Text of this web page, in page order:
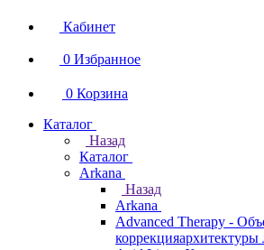
Кабинет
0 Избранное
0 Корзина
Каталог
Назад
Каталог
Arkana
Назад
Arkana
Advanced Therapy -
коррекцияархитектуры